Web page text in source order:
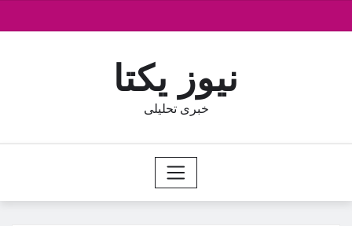
to
نیوز یکتا
خبری تحلیلی